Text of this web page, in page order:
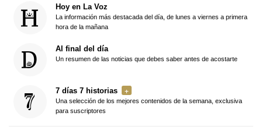
Hoy en La Voz
La información más destacada del día, de lunes a viernes a primera
hora de la mañana
Al final del día
Un resumen de las noticias que debes saber antes de acostarte
7 días 7 historias
Una selección de los mejores contenidos de la semana, exclusiva
para suscriptores